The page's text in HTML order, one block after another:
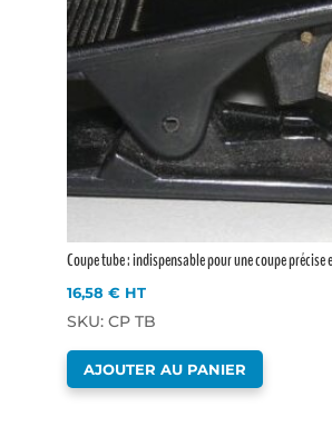
Coupe tube : indispensable pour une coupe précise
16,58 € HT
SKU: CP TB
AJOUTER AU PANIER